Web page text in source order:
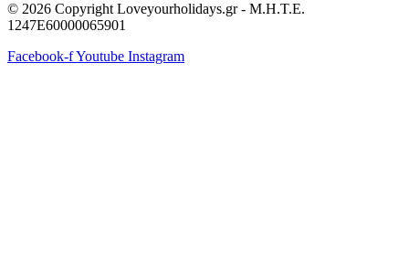
© 2026 Copyright Loveyourholidays.gr - M.H.T.E.
1247Ε60000065901
Facebook-fYoutube Instagram